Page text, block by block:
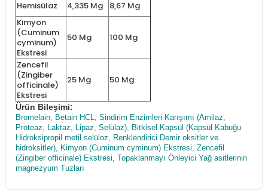
Hemisülaz
4,335 Mg
8,67 Mg
Kimyon
(Cuminum
cyminum)
Ekstresi
50 Mg 100 Mg
Zencefil
(Zingiber
officinale)
Ekstresi
25 Mg 50 Mg
Ürün Bileşimi:
Bromelain, Betain HCL, Sindirim Enzimleri Karışımı (Amilaz,
Proteaz, Laktaz, Lipaz, Selülaz), Bitkisel Kapsül (Kapsül Kabuğu
Hidroksipropil metil selüloz, Renklendirici Demir oksitler ve
hidroksitler), Kimyon (Cuminum cyminum) Ekstresi, Zencefil
(Zingiber officinale) Ekstresi, Topaklanmayı Önleyici Yağ asitlerinin
magnezyum Tuzları